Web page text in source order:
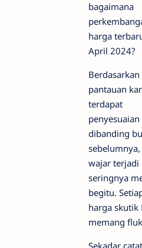
bagaimana
harga
April 2024?
Berdasarkan
pantauan
terdapat
dibanding
wajar terjadi
seringnya
begitu.
harga skutik
memang